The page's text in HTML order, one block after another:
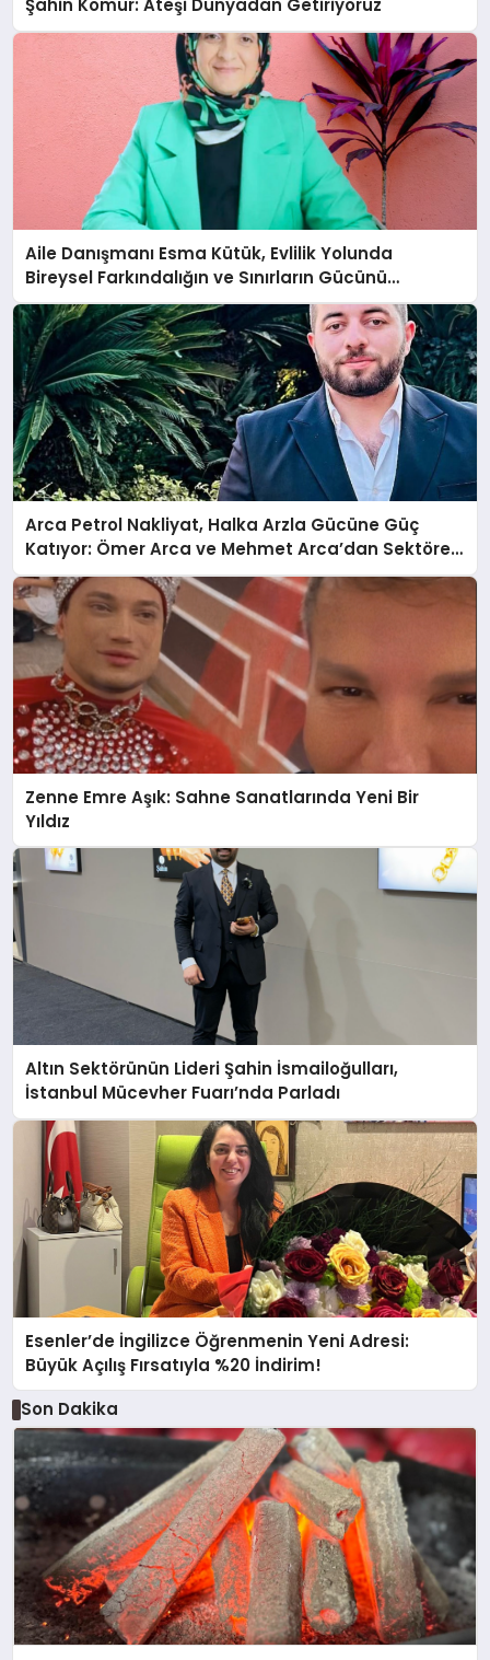
Şahin Kömür: Ateşi Dünyadan Getiriyoruz
Aile Danışmanı Esma Kütük, Evlilik Yolunda
Bireysel Farkındalığın ve Sınırların Gücünü
Anlatıyor
Arca Petrol Nakliyat, Halka Arzla Gücüne Güç
Katıyor: Ömer Arca ve Mehmet Arca’dan Sektöre
Güçlü Yatırım
Zenne Emre Aşık: Sahne Sanatlarında Yeni Bir
Yıldız
Altın Sektörünün Lideri Şahin İsmailoğulları,
İstanbul Mücevher Fuarı’nda Parladı ￼
Esenler’de İngilizce Öğrenmenin Yeni Adresi:
Büyük Açılış Fırsatıyla %20 İndirim!
Son Dakika